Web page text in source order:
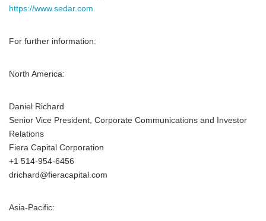
https://www.sedar.com.
For further information:
North America:
Daniel Richard
Senior Vice President, Corporate Communications and Investor
Relations
Fiera Capital Corporation
+1 514-954-6456
drichard@fieracapital.com
Asia-Pacific: